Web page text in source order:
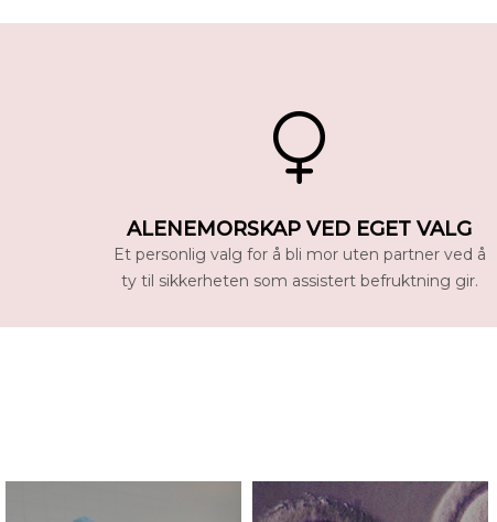
ALENEMORSKAP VED EGET VALG
Et personlig valg for å bli mor uten partner ved å
ty til sikkerheten som assistert befruktning gir.